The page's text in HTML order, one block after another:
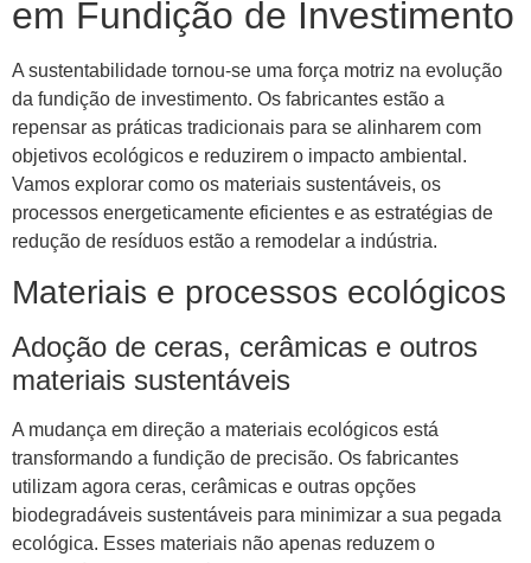
em Fundição de Investimento
A sustentabilidade tornou-se uma força motriz na evolução
da fundição de investimento. Os fabricantes estão a
repensar as práticas tradicionais para se alinharem com
objetivos ecológicos e reduzirem o impacto ambiental.
Vamos explorar como os materiais sustentáveis, os
processos energeticamente eficientes e as estratégias de
redução de resíduos estão a remodelar a indústria.
Materiais e processos ecológicos
Adoção de ceras, cerâmicas e outros
materiais sustentáveis
A mudança em direção a materiais ecológicos está
transformando a fundição de precisão. Os fabricantes
utilizam agora ceras, cerâmicas e outras opções
biodegradáveis ​​sustentáveis ​​para minimizar a sua pegada
ecológica. Esses materiais não apenas reduzem o